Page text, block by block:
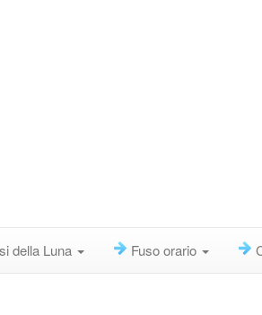
della Luna Fuso orario